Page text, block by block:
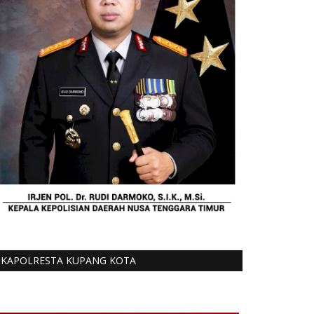
KAPOLRESTA KUPANG KOTA